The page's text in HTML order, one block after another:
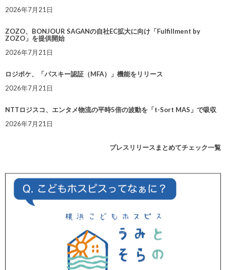
2026年7月21日
ZOZO、BONJOUR SAGANの自社EC拡大に向け「Fulfillment by
ZOZO」を提供開始
2026年7月21日
ロジポケ、「パスキー認証（MFA）」機能をリリース
2026年7月21日
NTTロジスコ、エンタメ物流の平時5倍の波動を「t-Sort MAS」で吸収
2026年7月21日
プレスリリースまとめてチェック一覧